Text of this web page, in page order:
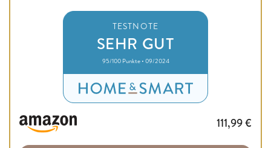
TESTNOTE
SEHR GUT
95/100 Punkte • 09/2024
111,99€